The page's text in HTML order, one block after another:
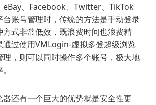
eBay、Facebook、Twitter、TikTok
账号管理时，传统的方法是手动登录
式非常低效，既浪费时间也浪费精
通过使用VMLogin-虚拟多登超级浏览
，则可以同时操作多个账号，极大地
器还有一个巨大的优势就是安全性更